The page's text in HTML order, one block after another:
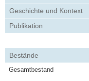
Geschichte und Kontext
Publikation
Bestände
Gesamtbestand